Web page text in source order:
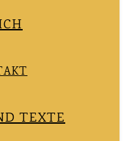
TEXTE